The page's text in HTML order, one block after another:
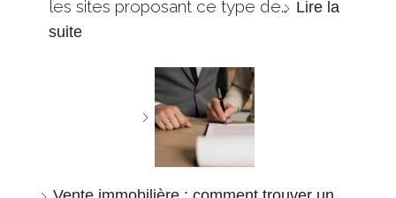
les sites proposant ce type de… Lire la
suite